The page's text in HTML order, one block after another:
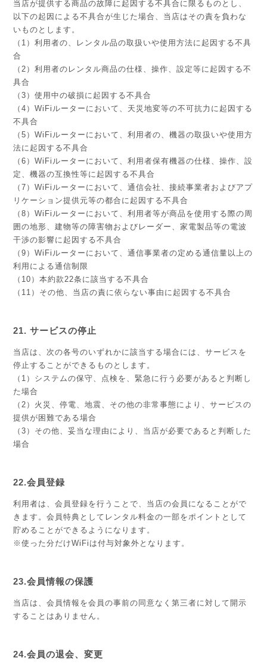
当店が提供する商品の故障に起因する不具合に限るものとし、
以下の起因による不具合が生じた場合、当店はその責を負わな
いものとします。
（1）利用者の、レンタル品の取扱いや使用方法に起因する不具
合
（2）利用者のレンタル商品の仕様、操作、設定等に起因する不
具合
（3）使用中の破損に起因する不具合
（4）WiFiルーターにおいて、天災地変等の不可抗力に起因する
不具合
（5）WiFiルーターにおいて、利用者の、機器の取扱いや使用方
法に起因する不具合
（6）WiFiルーターにおいて、利用者保有機器の仕様、操作、設
定、機器の互換性等に起因する不具合
（7）WiFiルーターにおいて、通信会社、接続事業者およびアプ
リケーション提供元等の都合に起因する不具合
（8）WiFiルーターにおいて、利用者等が商品を使用する際の周
囲の地形、建物等の障害物およびレーダー、家電製品等の電波
干渉の影響に起因する不具合
（9）WiFiルーターにおいて、通信事業者の定める通信量以上の
利用による通信制限
（10）本約款22条に該当する不具合
（11）その他、当店の責に依らない事由に起因する不具合
21. サービスの停止
当店は、次の各号のいずれかに該当する場合には、サービスを
停止することができるものとします。
（1）システムの保守、点検を、緊急に行う必要があると判断し
た場合
（2）火災、停電、地震、その他の非常事態により、サービスの
提供が困難である場合
（3）その他、妥当な理由により、当店が必要であると判断した
場合
22.会員登録
利用者は、会員登録を行うことで、当店の会員になることがで
きます。会員特典としてレンタル料金の一部をポイントとして
貯めることができるようになります。
※使った分だけWiFiは付与対象外となります。
23.会員情報の保護
当店は、会員情報を会員の事前の同意なく第三者に対して開示
することはありません。
24.会員の退会、変更